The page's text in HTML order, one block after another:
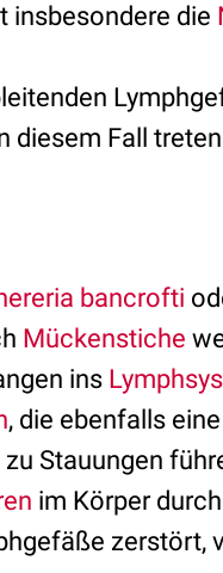
insbesondere die
diesem Fall
bancrofti
Mückenstiche
ins
, die ebenfalls
Stauungen
im Körper
zerstört,